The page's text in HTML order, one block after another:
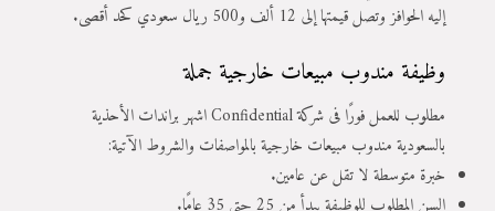
إليه الحوافز وتصل قيمتها إلى 12 ألف و500 ريال سعودي كحد أقصى.
وظيفة مندوب مبيعات خارجية جملة
مطلوب للعمل فورًا فى شركة Confidential اشهر براندات الأحذية
بالسعودية مندوب مبيعات خارجية بالمواصفات والشروط الآتية:
خبرة متوسطة لا تقل عن عامين.